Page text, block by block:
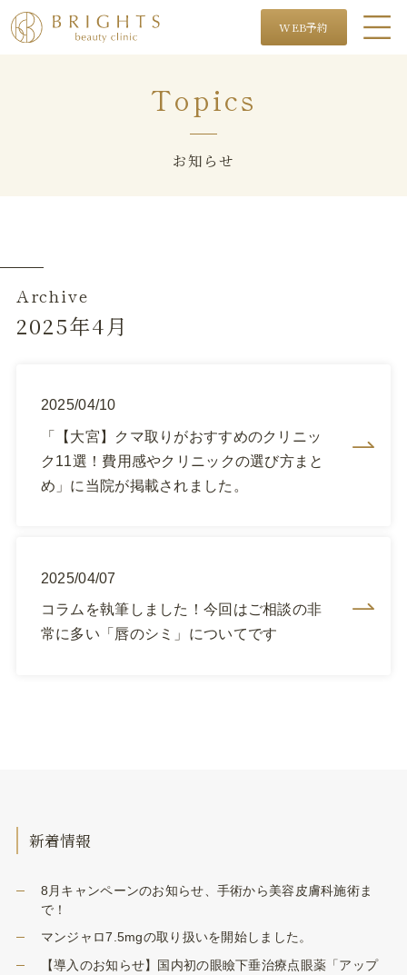
WEB予約
Topics
お知らせ
Archive
2025年4月
2025/04/10
「【大宮】クマ取りがおすすめのクリニッ
ク11選！費用感やクリニックの選び方まと
め」に当院が掲載されました。
2025/04/07
コラムを執筆しました！今回はご相談の非
常に多い「唇のシミ」についてです
新着情報
8月キャンペーンのお知らせ、手術から美容皮膚科施術ま
で！
マンジャロ7.5mgの取り扱いを開始しました。
【導入のお知らせ】国内初の眼瞼下垂治療点眼薬「アップ